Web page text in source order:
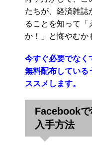
たちが、経済雑誌
ることを知って「
か！」と悔やむか
今すぐ必要でなく
無料配布している
ススメします。
Facebook
入手方法